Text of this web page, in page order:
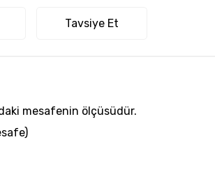
Tavsiye Et
mesafenin ölçüsüdür.